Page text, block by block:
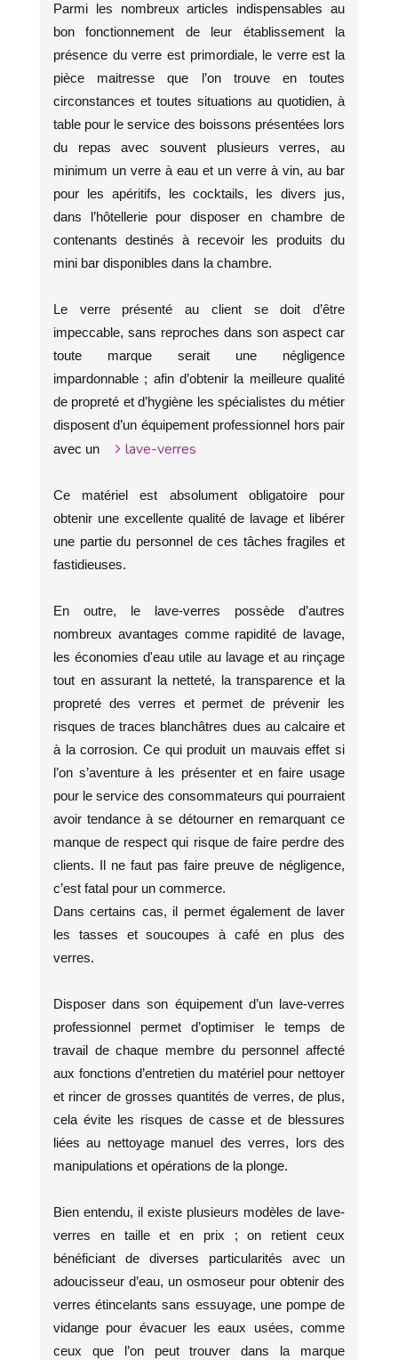
Parmi les nombreux articles indispensables au
bon fonctionnement de leur établissement la
présence du verre est primordiale, le verre est la
pièce maitresse que l’on trouve en toutes
circonstances et toutes situations au quotidien, à
table pour le service des boissons présentées lors
du repas avec souvent plusieurs verres, au
minimum un verre à eau et un verre à vin, au bar
pour les apéritifs, les cocktails, les divers jus,
dans l’hôtellerie pour disposer en chambre de
contenants destinés à recevoir les produits du
mini bar disponibles dans la chambre.
Le verre présenté au client se doit d’être
impeccable, sans reproches dans son aspect car
toute marque serait une négligence
impardonnable ; afin d’obtenir la meilleure qualité
de propreté et d’hygiène les spécialistes du métier
disposent d’un équipement professionnel hors pair
avec un
lave-verres
Ce matériel est absolument obligatoire pour
obtenir une excellente qualité de lavage et libérer
une partie du personnel de ces tâches fragiles et
fastidieuses.
En outre, le lave-verres possède d’autres
nombreux avantages comme rapidité de lavage,
les économies d'eau utile au lavage et au rinçage
tout en assurant la netteté, la transparence et la
propreté des verres et permet de prévenir les
risques de traces blanchâtres dues au calcaire et
à la corrosion. Ce qui produit un mauvais effet si
l’on s’aventure à les présenter et en faire usage
pour le service des consommateurs qui pourraient
avoir tendance à se détourner en remarquant ce
manque de respect qui risque de faire perdre des
clients. Il ne faut pas faire preuve de négligence,
c’est fatal pour un commerce.
Dans certains cas, il permet également de laver
les tasses et soucoupes à café en plus des
verres.
Disposer dans son équipement d’un lave-verres
professionnel permet d’optimiser le temps de
travail de chaque membre du personnel affecté
aux fonctions d’entretien du matériel pour nettoyer
et rincer de grosses quantités de verres, de plus,
cela évite les risques de casse et de blessures
liées au nettoyage manuel des verres, lors des
manipulations et opérations de la plonge.
Bien entendu, il existe plusieurs modèles de lave-
verres en taille et en prix ; on retient ceux
bénéficiant de diverses particularités avec un
adoucisseur d’eau, un osmoseur pour obtenir des
verres étincelants sans essuyage, une pompe de
vidange pour évacuer les eaux usées, comme
ceux que l’on peut trouver dans la marque